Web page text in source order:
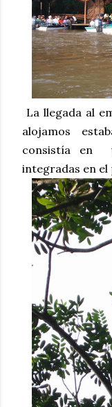
La llegada al
alojamos
consistía en
integradas en el